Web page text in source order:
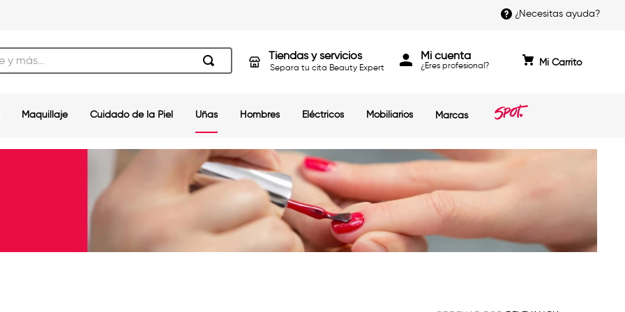
¿Necesitas ayuda?
Tiendas y servicios
Separa tu cita Beauty Expert
Mi cuenta
Maquillaje Cuidado de la Piel Uñas Hombres Eléctricos Mobiliarios Marcas